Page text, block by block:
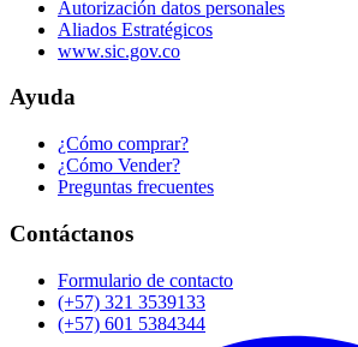
Autorización datos personales
Aliados Estratégicos
www.sic.gov.co
Ayuda
¿Cómo comprar?
¿Cómo Vender?
Preguntas frecuentes
Contáctanos
Formulario de contacto
(+57) 321 3539133
(+57) 601 5384344